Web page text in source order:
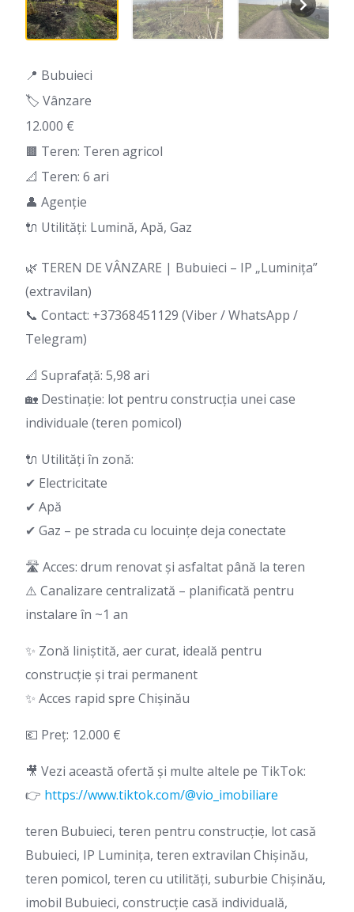
📍 Bubuieci
🏷️ Vânzare
12.000 €
🟫 Teren: Teren agricol
📐 Teren: 6 ari
👤 Agenție
🔌 Utilități: Lumină, Apă, Gaz
🌿 TEREN DE VÂNZARE | Bubuieci – IP „Luminița”
(extravilan)
📞 Contact: +37368451129 (Viber / WhatsApp /
Telegram)
📐 Suprafață: 5,98 ari
🏡 Destinație: lot pentru construcția unei case
individuale (teren pomicol)
🔌 Utilități în zonă:
✔ Electricitate
✔ Apă
✔ Gaz – pe strada cu locuințe deja conectate
🛣 Acces: drum renovat și asfaltat până la teren
⚠️ Canalizare centralizată – planificată pentru
instalare în ~1 an
✨ Zonă liniștită, aer curat, ideală pentru
construcție și trai permanent
✨ Acces rapid spre Chișinău
💶 Preț: 12.000 €
🎥 Vezi această ofertă și multe altele pe TikTok:
👉 https://www.tiktok.com/@vio_imobiliare
teren Bubuieci, teren pentru construcție, lot casă
Bubuieci, IP Luminița, teren extravilan Chișinău,
teren pomicol, teren cu utilități, suburbie Chișinău,
imobil Bubuieci, construcție casă individuală,